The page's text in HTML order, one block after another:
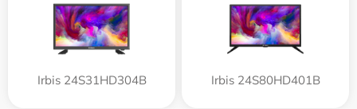
Irbis 24S31HD304B Irbis 24S80HD401B